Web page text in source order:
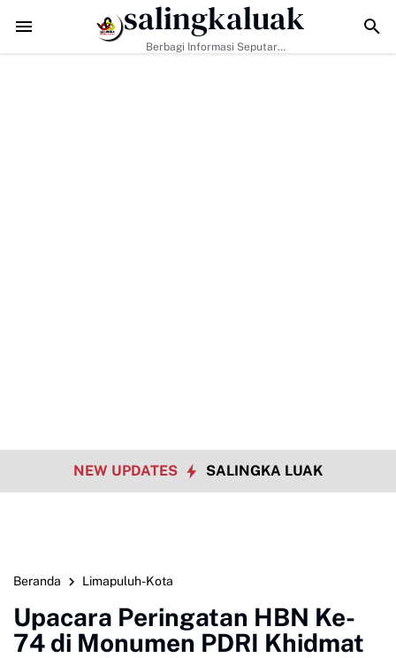
Jadi Kunci, Hj. Aida Dorong Nagari Aktif Pastikan Warga Miskin
salingkaluak
Berbagi Informasi Seputar
NEW UPDATES SALINGKA LUAK
Beranda Limapuluh-Kota
Upacara Peringatan HBN Ke-
74 di Monumen PDRI Khidmat